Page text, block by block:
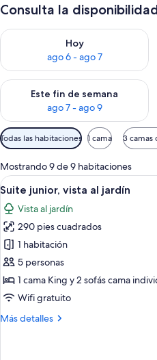
Consulta la
Hoy
ago 6 - ago 7
Consulta la disponibilidad para
Este fin de semana
ago 7 - ago 9
Consulta la disponibilidad para
Filtros
disponibles
para
las
habitaciones
Todas las habitaciones 1 cama 3 camas
Mostrando 9 de 9 habitaciones
Abrir
todas
las
fotos
de
Suite
junior,
vista
jardín
10
Suite junior, vista al jardín
Vista al jardín
290 pies cuadrados
1 habitación
5 personas
1 cama King y 2 sofás cama
Wifi gratuito
Más detalles
Más